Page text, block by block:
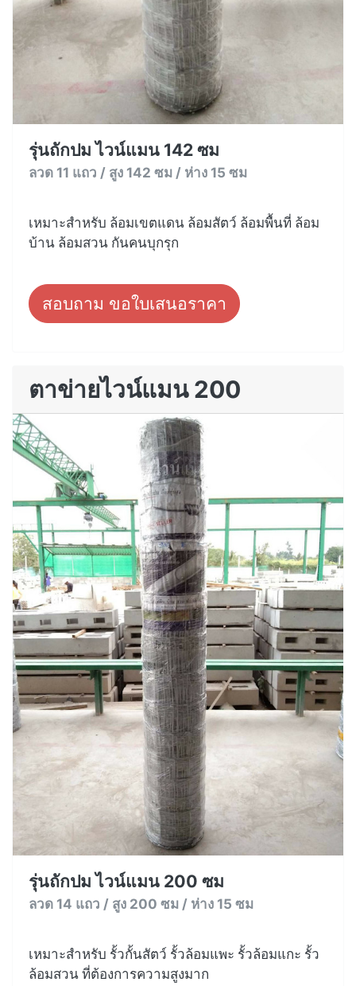
รุ่นถักปม ไวน์แมน 142 ซม
ลวด 11 แถว / สูง 142 ซม / ห่าง 15 ซม
เหมาะสำหรับ ล้อมเขตแดน ล้อมสัตว์ ล้อมพื้นที่ ล้อม
บ้าน ล้อมสวน กันคนบุกรุก
สอบถาม ขอใบเสนอราคา
ตาข่ายไวน์แมน 200
รุ่นถักปม ไวน์แมน 200 ซม
ลวด 14 แถว / สูง 200 ซม / ห่าง 15 ซม
เหมาะสำหรับ รั้วกั้นสัตว์ รั้วล้อมแพะ รั้วล้อมแกะ รั้ว
ล้อมสวน ที่ต้องการความสูงมาก